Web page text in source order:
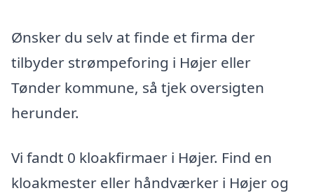
Ønsker du selv at finde et firma der
tilbyder strømpeforing i Højer eller
Tønder kommune, så tjek oversigten
herunder.
Vi fandt 0 kloakfirmaer i Højer. Find en
kloakmester eller håndværker i Højer og